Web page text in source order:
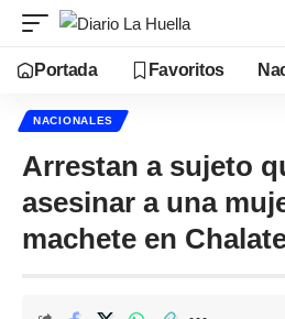
Portada Favoritos
NACIONALES
Arrestan a sujeto
asesinar a una
machete en